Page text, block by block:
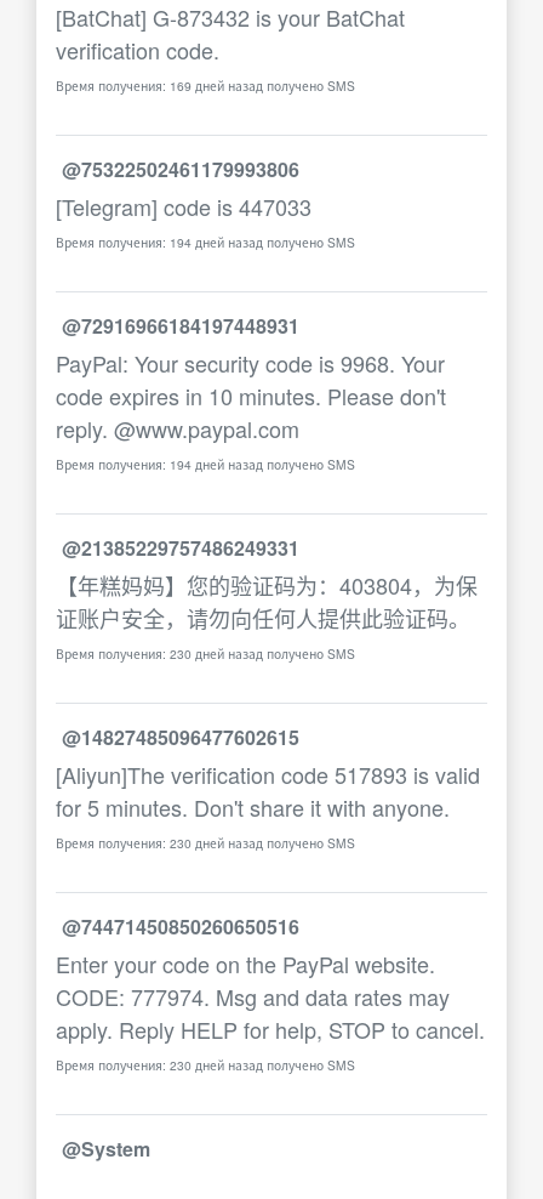
[BatChat] G-873432 is your BatChat
verification code.
Время получения: 169 дней назад получено SMS
@75322502461179993806
[Telegram] code is 447033
Время получения: 194 дней назад получено SMS
@72916966184197448931
PayPal: Your security code is 9968. Your
code expires in 10 minutes. Please don't
reply. @www.paypal.com
Время получения: 194 дней назад получено SMS
@21385229757486249331
【年糕妈妈】您的验证码为：403804，为保
证账户安全，请勿向任何人提供此验证码。
Время получения: 230 дней назад получено SMS
@14827485096477602615
[Aliyun]The verification code 517893 is valid
for 5 minutes. Don't share it with anyone.
Время получения: 230 дней назад получено SMS
@74471450850260650516
Enter your code on the PayPal website.
CODE: 777974. Msg and data rates may
apply. Reply HELP for help, STOP to cancel.
Время получения: 230 дней назад получено SMS
@System